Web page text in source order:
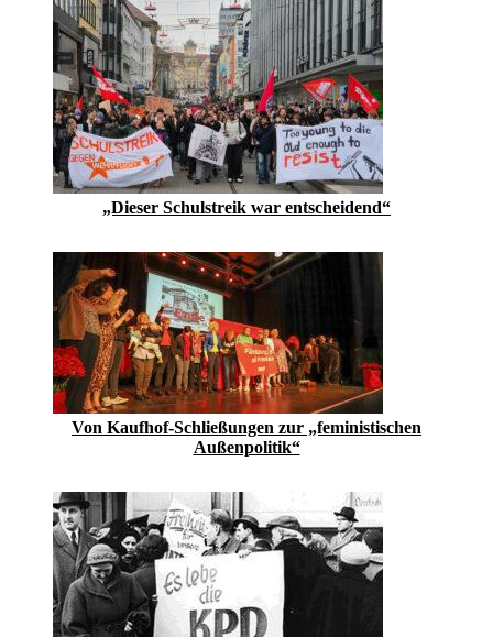
„Dieser Schulstreik war entscheidend“
Von Kaufhof-Schließungen zur „feministischen
Außenpolitik“